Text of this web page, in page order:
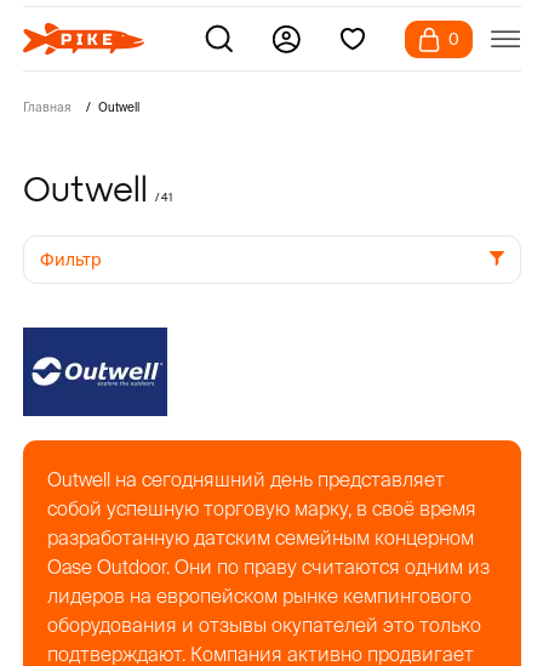
0
Главная Outwell
Outwell / 41
Фильтр
Outwell на сегодняшний день представляет
собой успешную торговую марку, в своё время
разработанную датским семейным концерном
Oase Outdoor. Они по праву считаются одним из
лидеров на европейском рынке кемпингового
оборудования и отзывы окупателей это только
подтверждают. Компания активно продвигает